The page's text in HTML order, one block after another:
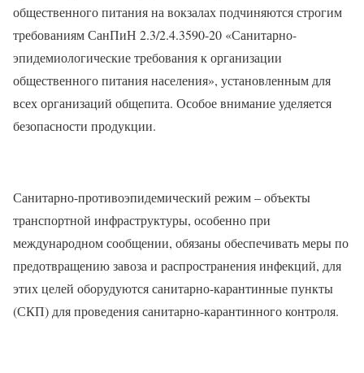
общественного питания на вокзалах подчиняются строгим
требованиям СанПиН 2.3/2.4.3590-20 «Санитарно-
эпидемиологические требования к организации
общественного питания населения», установленным для
всех организаций общепита. Особое внимание уделяется
безопасности продукции.
Санитарно-противоэпидемический режим – объекты
транспортной инфраструктуры, особенно при
международном сообщении, обязаны обеспечивать меры по
предотвращению завоза и распространения инфекций, для
этих целей оборудуются санитарно-карантинные пункты
(СКП) для проведения санитарно-карантинного контроля.